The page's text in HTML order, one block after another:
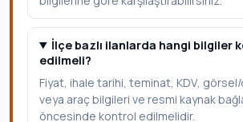
İlçe bazlı ilanlarda hangi bilgiler
edilmeli?
Fiyat, ihale tarihi, teminat, KDV,
veya araç bilgileri ve resmi kaynak
öncesinde kontrol edilmelidir.